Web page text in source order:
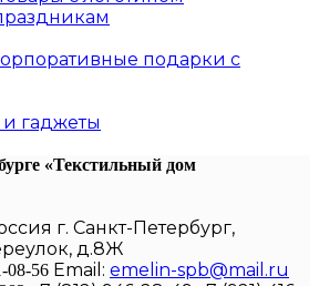
подарки с
гаджеты
«Текстильный дом
г. Санкт-Петербург,
д.8Ж
Email: emelin-spb@mail.ru